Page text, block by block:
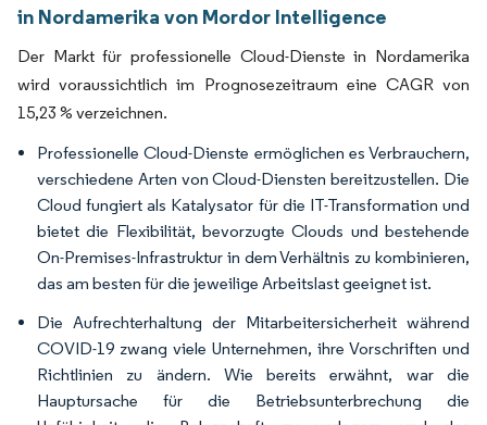
in Nordamerika von Mordor Intelligence
Der Markt für professionelle Cloud-Dienste in Nordamerika
wird voraussichtlich im Prognosezeitraum eine CAGR von
15,23 % verzeichnen.
Professionelle Cloud-Dienste ermöglichen es Verbrauchern,
verschiedene Arten von Cloud-Diensten bereitzustellen. Die
Cloud fungiert als Katalysator für die IT-Transformation und
bietet die Flexibilität, bevorzugte Clouds und bestehende
On-Premises-Infrastruktur in dem Verhältnis zu kombinieren,
das am besten für die jeweilige Arbeitslast geeignet ist.
Die Aufrechterhaltung der Mitarbeitersicherheit während
COVID-19 zwang viele Unternehmen, ihre Vorschriften und
Richtlinien zu ändern. Wie bereits erwähnt, war die
Hauptursache für die Betriebsunterbrechung die